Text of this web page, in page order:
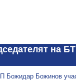
на
Божидар Божинов